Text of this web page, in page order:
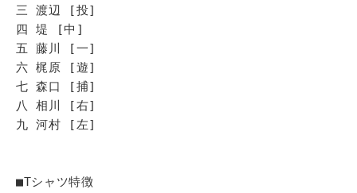
三 渡辺 [投]
四 堤 [中]
五 藤川 [一]
六 梶原 [遊]
七 森口 [捕]
八 相川 [右]
九 河村 [左]
■Tシャツ特徴